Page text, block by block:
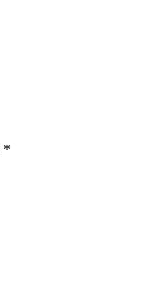
*